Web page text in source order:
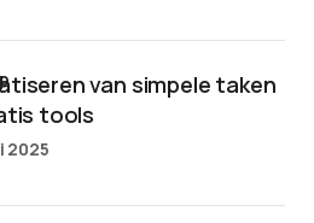
van simpele taken
tools
2025